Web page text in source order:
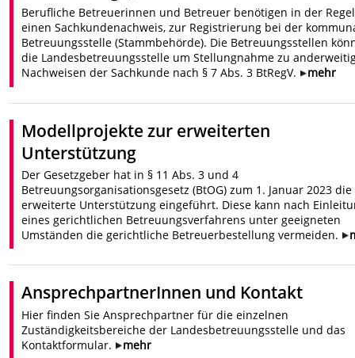
Berufliche Betreuerinnen und Betreuer benötigen in der Regel
einen Sachkundenachweis, zur Registrierung bei der
Betreuungsstelle (Stammbehörde). Die Betreuungsstellen
die Landesbetreuungsstelle um Stellungnahme zu
Nachweisen der Sachkunde nach § 7 Abs. 3 BtRegV.
mehr
Modellprojekte zur erweiterten
Unterstützung
Der Gesetzgeber hat in § 11 Abs. 3 und 4
Betreuungsorganisationsgesetz (BtOG) zum 1. Januar 2023 die
erweiterte Unterstützung eingeführt. Diese kann nach
eines gerichtlichen Betreuungsverfahrens unter geeigneten
Umständen die gerichtliche Betreuerbestellung vermeiden.
AnsprechpartnerInnen und Kontakt
Hier finden Sie Ansprechpartner für die einzelnen
Zuständigkeitsbereiche der Landesbetreuungsstelle und das
Kontaktformular.
mehr